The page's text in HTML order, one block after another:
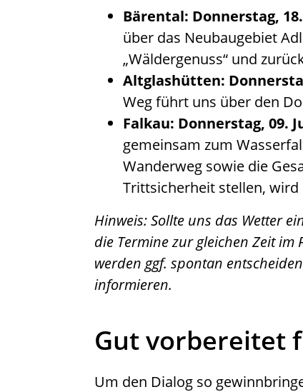
Bärental: Donnerstag,
über das Neubaugebiet
„Wäldergenuss“ und
Altglashütten:
Weg führt uns über den
Falkau: Donnerstag, 09.
gemeinsam zum
Wanderweg sowie die
Trittsicherheit stellen,
Hinweis: Sollte uns das Wetter
die Termine zur gleichen Zeit im
werden ggf. spontan
informieren.
Gut vorbereitet
Um den Dialog so